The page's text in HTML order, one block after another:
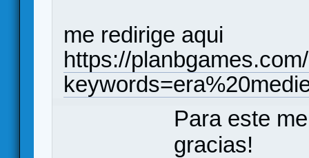
me redirige aqui
https://
Para este
gracias!